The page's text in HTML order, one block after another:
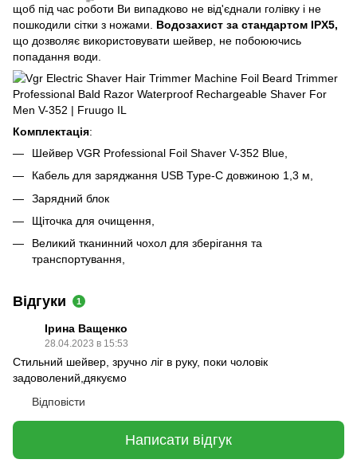
щоб під час роботи Ви випадково не від'єднали голівку і не
пошкодили сітки з ножами. Водозахист за стандартом IPX5,
що дозволяє використовувати шейвер, не побоюючись
попадання води.
Комплектація:
Шейвер VGR Professional Foil Shaver V-352 Blue,
Кабель для заряджання USB Type-C довжиною 1,3 м,
Зарядний блок
Щіточка для очищення,
Великий тканинний чохол для зберігання та
транспортування,
Відгуки 1
Ірина Ващенко
28.04.2023 в 15:53
Стильний шейвер, зручно ліг в руку, поки чоловік
задоволений,дякуємо
Відповісти
Написати відгук
🌹